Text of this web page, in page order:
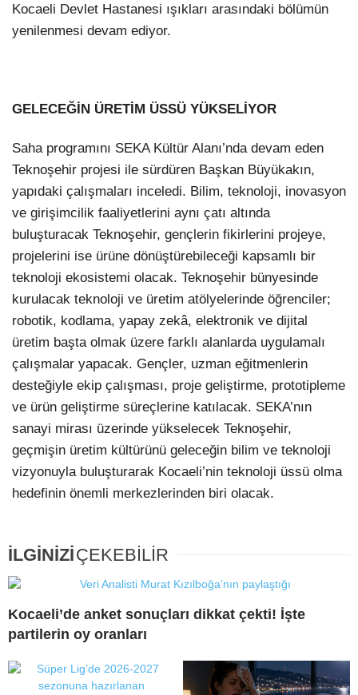
Kocaeli Devlet Hastanesi ışıkları arasındaki bölümün
yenilenmesi devam ediyor.
GELECEĞİN ÜRETİM ÜSSÜ YÜKSELİYOR
Saha programını SEKA Kültür Alanı’nda devam eden
Teknoşehir projesi ile sürdüren Başkan Büyükakın,
yapıdaki çalışmaları inceledi. Bilim, teknoloji, inovasyon
ve girişimcilik faaliyetlerini aynı çatı altında
buluşturacak Teknoşehir, gençlerin fikirlerini projeye,
projelerini ise ürüne dönüştürebileceği kapsamlı bir
teknoloji ekosistemi olacak. Teknoşehir bünyesinde
kurulacak teknoloji ve üretim atölyelerinde öğrenciler;
robotik, kodlama, yapay zekâ, elektronik ve dijital
üretim başta olmak üzere farklı alanlarda uygulamalı
çalışmalar yapacak. Gençler, uzman eğitmenlerin
desteğiyle ekip çalışması, proje geliştirme, prototipleme
ve ürün geliştirme süreçlerine katılacak. SEKA’nın
sanayi mirası üzerinde yükselecek Teknoşehir,
geçmişin üretim kültürünü geleceğin bilim ve teknoloji
vizyonuyla buluşturarak Kocaeli’nin teknoloji üssü olma
hedefinin önemli merkezlerinden biri olacak.
İLGİNİZİÇEKEBİLİR
Kocaeli’de anket sonuçları dikkat çekti! İşte
partilerin oy oranları